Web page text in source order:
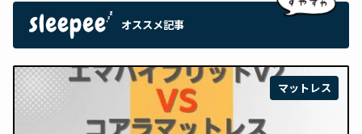
オススメ記事
マットレス